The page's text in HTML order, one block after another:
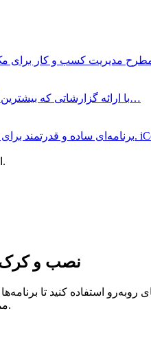
برنامه Debit & Credit با ارائه گزارشاتی که بیشترین ارتباط را دارند…
تا بتوانید دیدگاهی ارسال کنید.
نصب و کرک
استفاده کنید تا
ممکن بر روی سیستم شما نصب و کرک شود.